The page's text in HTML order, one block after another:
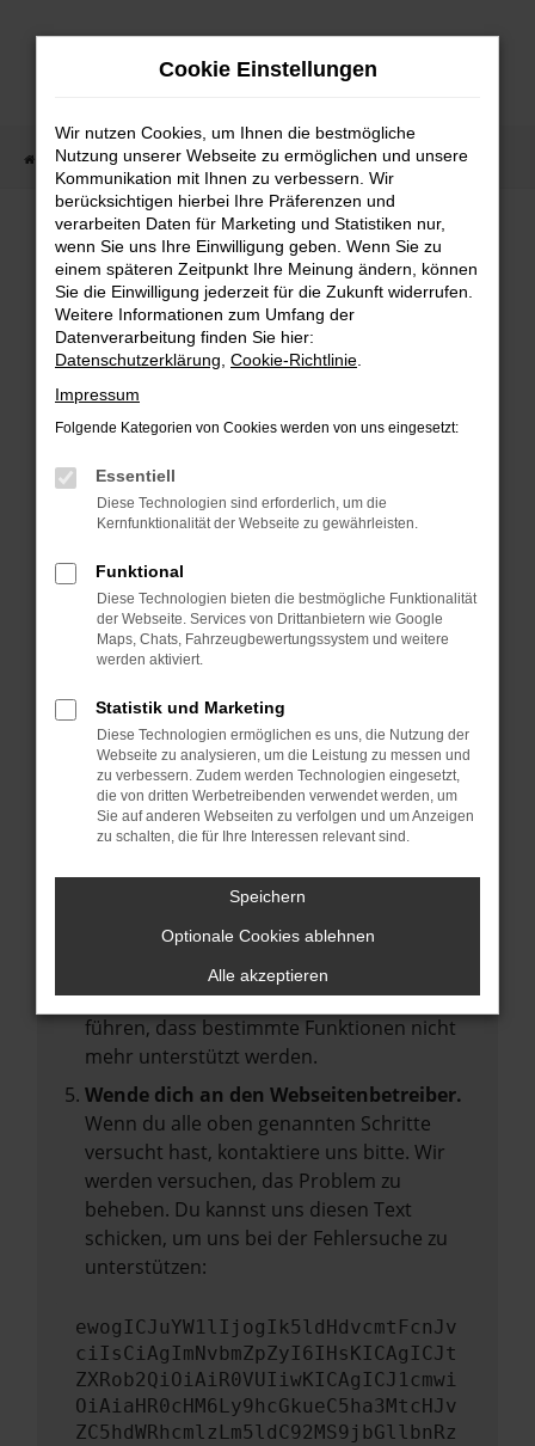
Zum
Startseite Fahrzeugangebote Fahrzeugmarkt
Fahrzeugmarkt
Fehler: Network Error
Beim Laden ist ein Fehler aufgetreten.
Hier sind ein paar Tipps, die dir helfen können:
Überprüfe deine Firewall und deine
Internetverbindung.
deine Suchmaschine?
Prüfe deine Browsererweiterungen.
Manche Erweiterungen, wie Werbeblocker,
können das Laden bestimmter Seiten
anderen Browser oder in einem privaten
Fenster?
Starte dein Gerät neu.
Das kann manchmal helfen,
vorübergehende Probleme zu beheben.
Stelle sicher, dass dein Browser und dein
Betriebssystem auf dem neuesten Stand
Veraltete Software birgt nicht nur ein
Sicherheitsrisiko, sondern kann auch dazu
führen, dass bestimmte Funktionen nicht
mehr unterstützt werden.
Wende dich an den Webseitenbetreiber.
Wenn du alle oben genannten Schritte
versucht hast, kontaktiere uns bitte. Wir
werden versuchen, das Problem zu
beheben. Du kannst uns diesen Text
schicken, um uns bei der Fehlersuche zu
unterstützen:
ewogICJuYW1lIjogIk5ldHdvcmtFcnJv
ciIsCiAgImNvbmZpZyI6IHsKICAgICJt
ZXRob2QiOiAiR0VUIiwKICAgICJ1cmwi
OiAiaHR0cHM6Ly9hcGkueC5ha3MtcHJv
ZC5hdWRhcmlzLm5ldC92MS9jbGllbnRz
Cookie Einstellungen
Wir nutzen Cookies, um Ihnen die bestmögliche
Nutzung unserer Webseite zu ermöglichen und unsere
Kommunikation mit Ihnen zu verbessern. Wir
berücksichtigen hierbei Ihre Präferenzen und
verarbeiten Daten für Marketing und Statistiken nur,
wenn Sie uns Ihre Einwilligung geben. Wenn Sie zu
einem späteren Zeitpunkt Ihre Meinung ändern, können
Sie die Einwilligung jederzeit für die Zukunft widerrufen.
Weitere Informationen zum Umfang der
Datenverarbeitung finden Sie hier:
Datenschutzerklärung Cookie-Richtlinie
Impressum
Folgende Kategorien von Cookies werden von uns eingesetzt:
Essentiell
Diese Technologien sind erforderlich, um die
Kernfunktionalität der Webseite zu gewährleisten.
Funktional
Diese Technologien bieten die bestmögliche Funktionalität
der Webseite. Services von Drittanbietern wie Google
Maps, Chats, Fahrzeugbewertungssystem und weitere
werden aktiviert.
Statistik und Marketing
Diese Technologien ermöglichen es uns, die Nutzung der
Webseite zu analysieren, um die Leistung zu messen und
zu verbessern. Zudem werden Technologien eingesetzt,
die von dritten Werbetreibenden verwendet werden, um
Sie auf anderen Webseiten zu verfolgen und um Anzeigen
zu schalten, die für Ihre Interessen relevant sind.
Speichern
Optionale Cookies ablehnen
Alle akzeptieren